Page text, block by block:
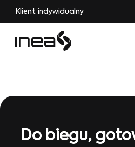
Klient indywidualny
Do biegu,